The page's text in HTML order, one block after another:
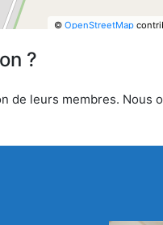
© OpenStreetMap
?
de leurs membres.